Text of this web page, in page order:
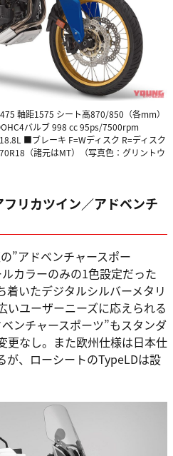
軸距1575 シート高870/850（各mm）
バルブ 998 cc 95ps/7500rpm
■ブレーキ F=Wディスク R=ディスク
（諸元はMT）（写真色：グリントウ
フリカツイン／アドベンチ
”アドベンチャースポー
カラーのみの1色設定だった
着いたデジタルシルバーメタリ
いユーザーニーズに応えられる
ンチャースポーツ”もスタンダ
更なし。また欧州仕様は日本仕
が、ローシートのTypeLDは設